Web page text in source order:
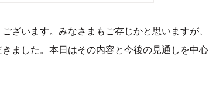
ざいます。みなさまもご存じかと思いますが、
ました。本日はその内容と今後の見通しを中心